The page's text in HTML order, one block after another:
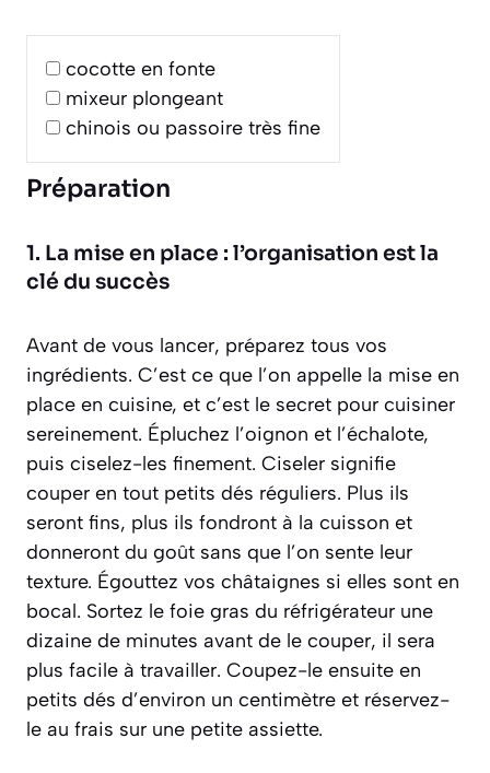
cocotte en fonte
mixeur plongeant
chinois ou passoire très fine
Préparation
1. La mise en place : l’organisation est la
clé du succès
Avant de vous lancer, préparez tous vos
ingrédients. C’est ce que l’on appelle la mise en
place en cuisine, et c’est le secret pour cuisiner
sereinement. Épluchez l’oignon et l’échalote,
puis ciselez-les finement. Ciseler signifie
couper en tout petits dés réguliers. Plus ils
seront fins, plus ils fondront à la cuisson et
donneront du goût sans que l’on sente leur
texture. Égouttez vos châtaignes si elles sont en
bocal. Sortez le foie gras du réfrigérateur une
dizaine de minutes avant de le couper, il sera
plus facile à travailler. Coupez-le ensuite en
petits dés d’environ un centimètre et réservez-
le au frais sur une petite assiette.